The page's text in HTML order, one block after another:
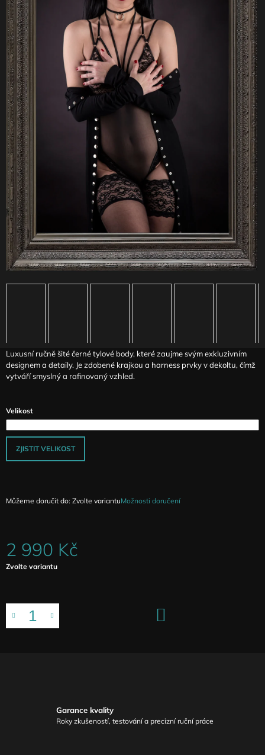
Luxusní ručně šité černé tylové body, které zaujme svým exkluzivním
designem a detaily. Je zdobené krajkou a harness prvky v dekoltu, čímž
vytváří smyslný a rafinovaný vzhled.
Velikost
ZJISTIT VELIKOST
Můžeme doručit do: Zvolte variantuMožnosti doručení
2 990 Kč
Měrná
Zvolte variantu
Garance kvality
Roky zkušeností, testování a precizní ruční práce
A
J
Í
T
?
HLEDAT
D
O
P
O
R
U
Č
U
E
SKLÁDANÁ
SUKNĚ
MAGA
SE
3
290
Kč